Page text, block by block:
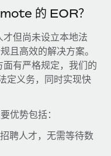
的 EOR？
但尚未设立本地法
且高效的解决方案。
有严格规定，我们的
定义务，同时实现快
优势包括：
聘人才，无需等待数